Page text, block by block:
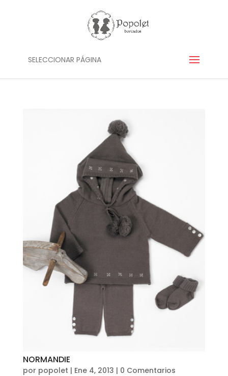
SELECCIONAR PÁGINA
NORMANDIE
por popolet | Ene 4, 2013 | 0 Comentarios